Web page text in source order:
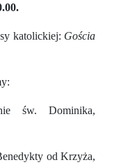
katolickiej: Gościa
św. Dominika,
od Krzyża,